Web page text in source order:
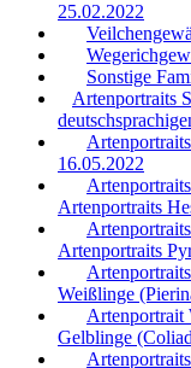
25.02.2022
Sonstige
Artenportraits
16.05.2022
Artenportraits
Artenportraits
Weißlinge
Artenportrait
Gelblinge